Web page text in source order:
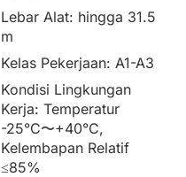
Lebar Alat: hingga 31.5
m
Kelas Pekerjaan: A1-A3
Kondisi Lingkungan
Kerja: Temperatur
-25°C〜+40°C,
Kelembapan Relatif
≤85%